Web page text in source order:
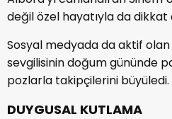
değil özel hayatıyla da dikkat
Sosyal medyada da aktif
sevgilisinin doğum gününde
pozlarla takipçilerini büyüledi.
DUYGUSAL KUTLAMA